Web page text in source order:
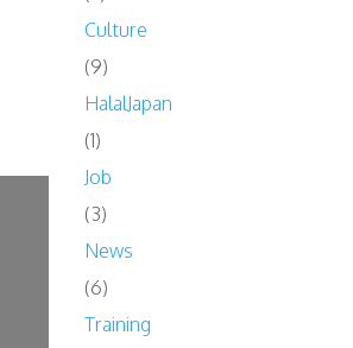
Culture
(9)
HalalJapan
(1)
Job
(3)
News
(6)
Training